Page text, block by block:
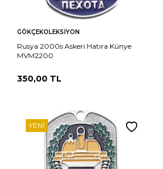
Sepete
Ekle
GÖKÇEKOLEKSIYON
Rusya 2000s Askeri Hatıra Künye
MVM2200
350,00 TL
YENI